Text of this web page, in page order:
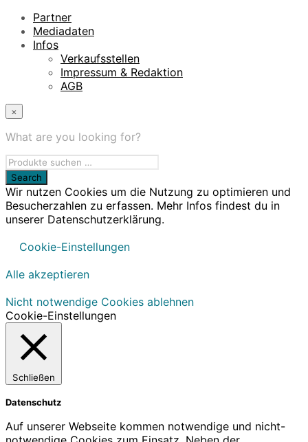
Partner
Mediadaten
Infos
Verkaufsstellen
Impressum & Redaktion
AGB
×
What are you looking for?
Wir nutzen Cookies um die Nutzung zu optimieren und
Besucherzahlen zu erfassen. Mehr Infos findest du in
unserer Datenschutzerklärung.
Cookie-Einstellungen
Alle akzeptieren
Nicht notwendige Cookies ablehnen
Cookie-Einstellungen
Schließen
Datenschutz
Auf unserer Webseite kommen notwendige und nicht-